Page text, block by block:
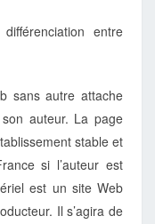
entre
sans autre attache
auteur. La page
stable et
si l’auteur est
est un site Web
Il s’agira de